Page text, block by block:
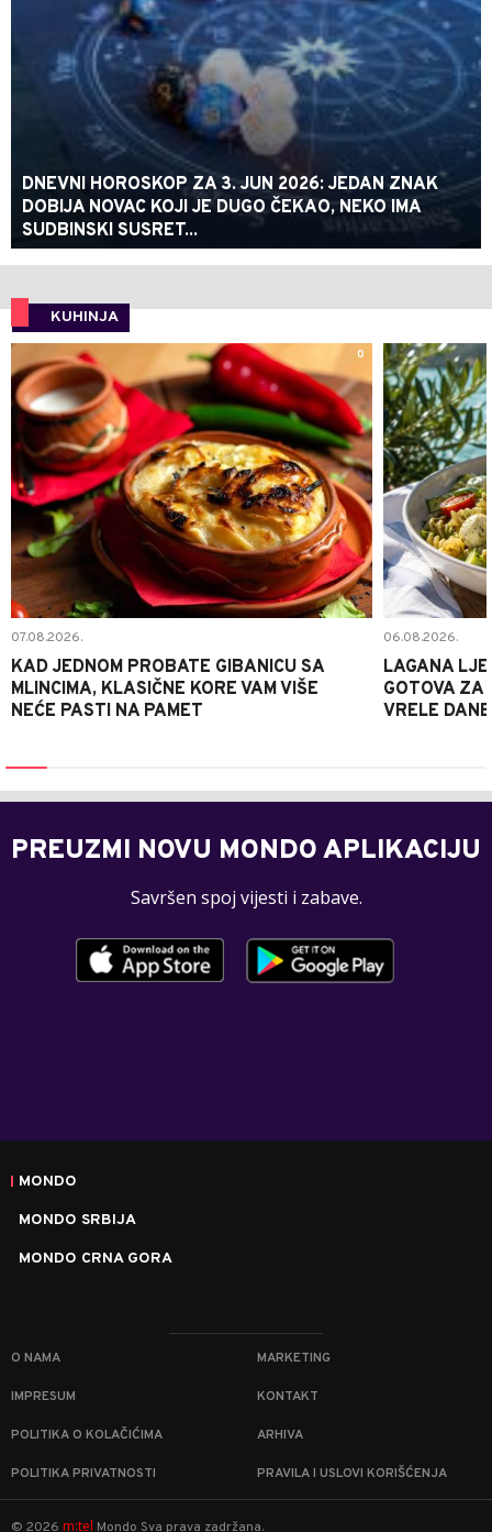
DNEVNI HOROSKOP ZA 3. JUN 2026: JEDAN ZNAK
DOBIJA NOVAC KOJI JE DUGO ČEKAO, NEKO IMA
SUDBINSKI SUSRET...
KUHINJA
0
07.08.2026.
KAD JEDNOM PROBATE GIBANICU SA
MLINCIMA, KLASIČNE KORE VAM VIŠE
NEĆE PASTI NA PAMET
06.08.2026.
LAGANA
GOTOVA ZA
VRELE DANE
PREUZMI NOVU MONDO APLIKACIJU
Savršen spoj vijesti i zabave.
MONDO
MONDO SRBIJA
MONDO CRNA GORA
O NAMA MARKETING
IMPRESUM KONTAKT
POLITIKA O KOLAČIĆIMA ARHIVA
POLITIKA PRIVATNOSTI PRAVILA I USLOVI KORIŠĆENJA
© 2026 m:tel Mondo Sva prava zadržana.